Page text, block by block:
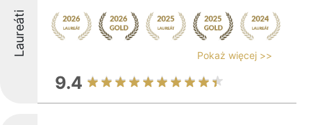
Laureáti Pokaż więcej >>
9.4